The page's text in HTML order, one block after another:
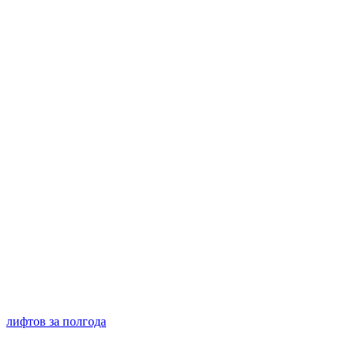
лифтов за полгода